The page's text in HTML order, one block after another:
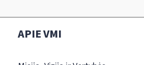
APIE VMI